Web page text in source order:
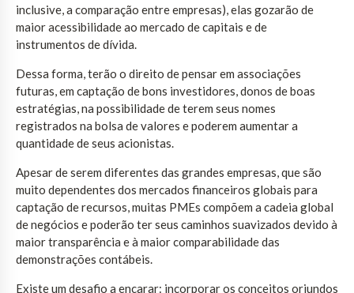
inclusive, a comparação entre empresas), elas gozarão de
maior acessibilidade ao mercado de capitais e de
instrumentos de dívida.
Dessa forma, terão o direito de pensar em associações
futuras, em captação de bons investidores, donos de boas
estratégias, na possibilidade de terem seus nomes
registrados na bolsa de valores e poderem aumentar a
quantidade de seus acionistas.
Apesar de serem diferentes das grandes empresas, que são
muito dependentes dos mercados financeiros globais para
captação de recursos, muitas PMEs compõem a cadeia global
de negócios e poderão ter seus caminhos suavizados devido à
maior transparência e à maior comparabilidade das
demonstrações contábeis.
Existe um desafio a encarar: incorporar os conceitos oriundos